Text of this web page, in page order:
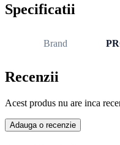
Specificatii
Brand
Recenzii
Acest produs nu are inca
Adauga o recenzie